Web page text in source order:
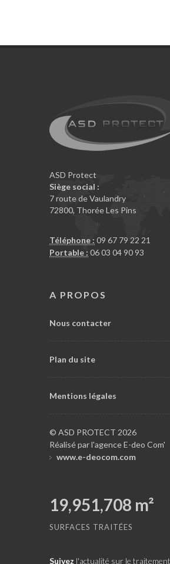
ASD Protect
Siège social :
7 route de Vaulandry
72800, Thorée Les Pins
Téléphone : 09 67 79 22 21
Portable : 06 03 04 90 93
A PROPOS
Nous contacter
Plan du site
Mentions légales
© ASD PROTECT 2026
Réalisé par l'agence E-deo Com'
www.e-deocom.com
19,951,708 m²
SURFACES TRAITÉES
Suivez l'actualité sur le